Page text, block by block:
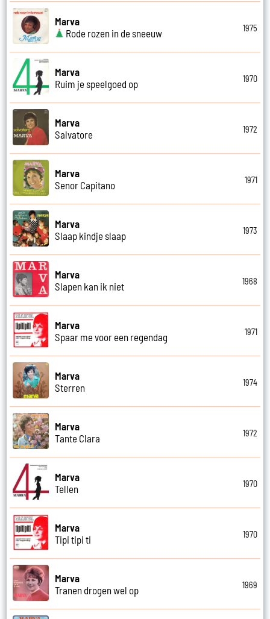
Marva
Rode rozen in de sneeuw
1975
Marva
Ruim je speelgoed op
1970
Marva
Salvatore
1972
Marva
Senor Capitano
1971
Marva
Slaap kindje slaap
1973
Marva
Slapen kan ik niet
1968
Marva
Spaar me voor een regendag
1971
Marva
Sterren
1974
Marva
Tante Clara
1972
Marva
Tellen
1970
Marva
Tipi tipi ti
1970
Marva
Tranen drogen wel op
1969